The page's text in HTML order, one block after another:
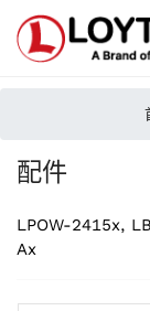
配件
LPOW-2415x,
Ax